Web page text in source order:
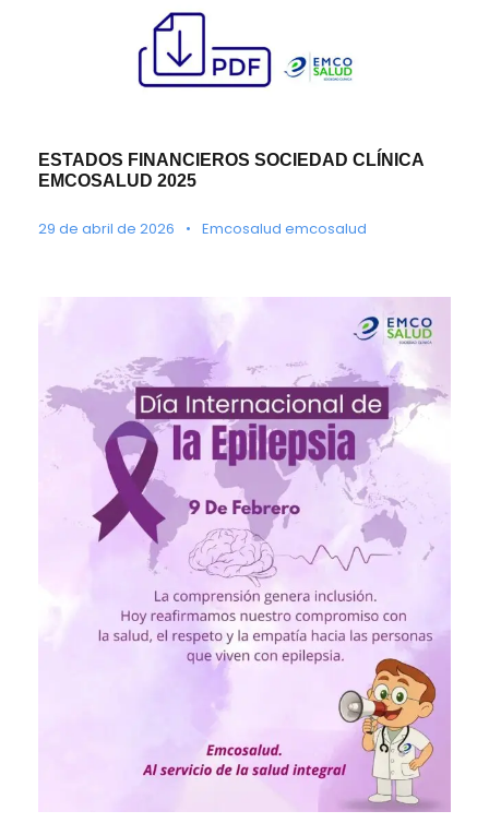
ESTADOS FINANCIEROS SOCIEDAD CLÍNICA
EMCOSALUD 2025
29 de abril de 2026 • Emcosalud emcosalud